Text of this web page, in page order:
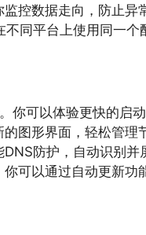
控数据走向，防止
同平台上使用同一个
你可以体验更快的启
图形界面，轻松管理
防护，自动识别
可以通过自动更新功